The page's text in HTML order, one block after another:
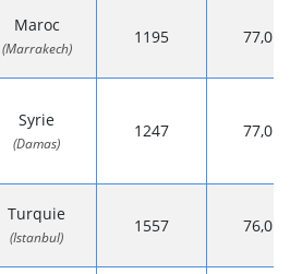
Maroc
(Marrakech)
1195 77,0
Syrie
(Damas)
1247 77,0
Turquie
(Istanbul)
1557 76,0